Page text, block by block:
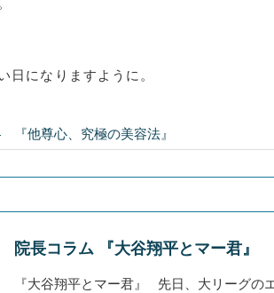
日になりますように。
『他尊心、究極の美容法』
院長コラム 『大谷翔平とマー君』
『大谷翔平とマー君』 先日、大リーグの